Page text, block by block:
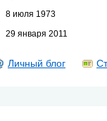
8 июля 1973
29 января 2011
Личный блог